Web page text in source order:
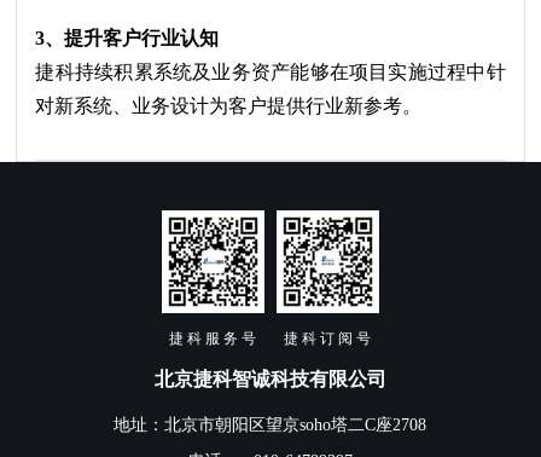
3、提升客户行业认知
捷科持续积累系统及业务资产能够在项目实施过程中针
对新系统、业务设计为客户提供行业新参考。
捷 科 服 务 号 捷 科 订 阅 号
北京捷科智诚科技有限公司
地址：北京市朝阳区望京soho塔二C座2708